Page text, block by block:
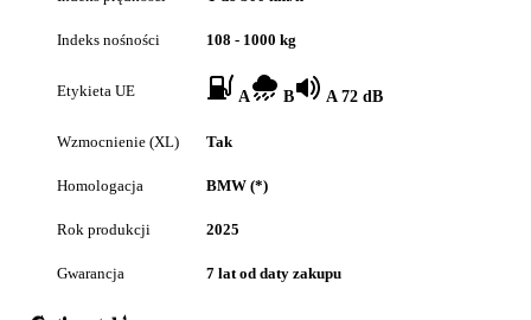
Indeks nośności 108 - 1000 kg
Etykieta UE A B A 72 dB
Wzmocnienie (XL) Tak
Homologacja BMW (*)
Rok produkcji 2025
Gwarancja 7 lat od daty zakupu